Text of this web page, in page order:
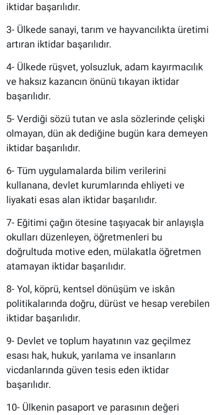
iktidar başarılıdır.
3- Ülkede sanayi, tarım ve hayvancılıkta üretimi
artıran iktidar başarılıdır.
4- Ülkede rüşvet, yolsuzluk, adam kayırmacılık
ve haksız kazancın önünü tıkayan iktidar
başarılıdır.
5- Verdiği sözü tutan ve asla sözlerinde çelişki
olmayan, dün ak dediğine bugün kara demeyen
iktidar başarılıdır.
6- Tüm uygulamalarda bilim verilerini
kullanana, devlet kurumlarında ehliyeti ve
liyakati esas alan iktidar başarılıdır.
7- Eğitimi çağın ötesine taşıyacak bir anlayışla
okulları düzenleyen, öğretmenleri bu
doğrultuda motive eden, mülakatla öğretmen
atamayan iktidar başarılıdır.
8- Yol, köprü, kentsel dönüşüm ve iskân
politikalarında doğru, dürüst ve hesap verebilen
iktidar başarılıdır.
9- Devlet ve toplum hayatının vaz geçilmez
esası hak, hukuk, yarılama ve insanların
vicdanlarında güven tesis eden iktidar
başarılıdır.
10- Ülkenin pasaport ve parasının değeri